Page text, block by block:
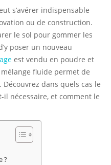
s’avérer indispensable
ou de construction.
le sol pour gommer les
poser un nouveau
est vendu en poudre et
fluide permet de
dans quels cas le
il nécessaire, et comment le
?